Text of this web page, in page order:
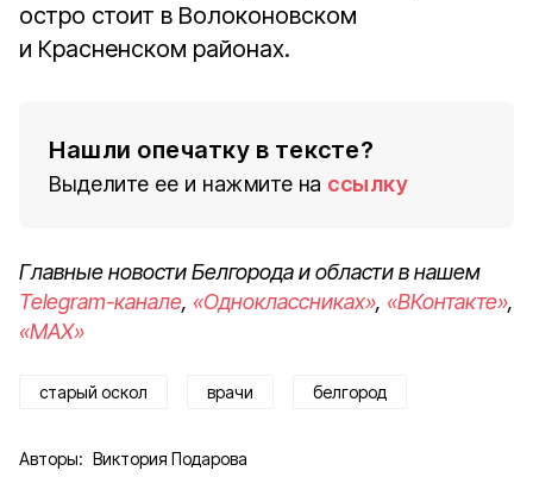
остро стоит в Волоконовском
и Красненском районах.
Нашли опечатку в тексте?
Выделите ее и нажмите на ссылку
Главные новости Белгорода и области в нашем
Telegram-канале, «Одноклассниках», «ВКонтакте»,
«MAX»
старый оскол врачи белгород
Авторы: Виктория Подарова